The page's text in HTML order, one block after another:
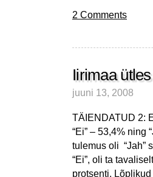
2 Comments
Iirimaa
juuni 13, 2008
TÄIENDATUD 2:
“Ei” – 53,4% ning
tulemus oli “Jah”
“Ei”, oli ta
protsenti.